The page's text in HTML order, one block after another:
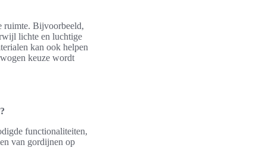
ruimte. Bijvoorbeeld,
lichte en luchtige
kan ook helpen
keuze wordt
functionaliteiten,
van gordijnen op